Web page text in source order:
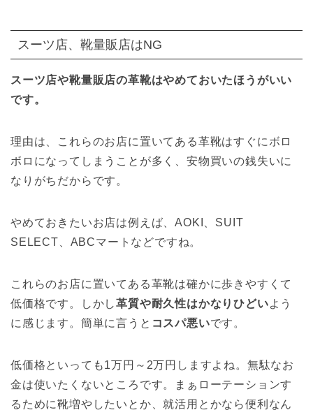
スーツ店、靴量販店はNG
スーツ店や靴量販店の革靴はやめておいたほうがいい
です。
理由は、これらのお店に置いてある革靴はすぐにボロ
ボロになってしまうことが多く、安物買いの銭失いに
なりがちだからです。
やめておきたいお店は例えば、AOKI、SUIT
SELECT、ABCマートなどですね。
これらのお店に置いてある革靴は確かに歩きやすくて
低価格です。しかし革質や耐久性はかなりひどいよう
に感じます。簡単に言うと コスパ悪いです。
低価格といっても1万円～2万円しますよね。無駄なお
金は使いたくないところです。まぁローテーションす
るために靴増やしたいとか、就活用とかなら便利なん